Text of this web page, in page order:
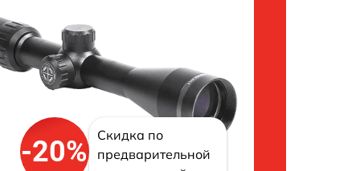
-20%
Скидка по
предварительной